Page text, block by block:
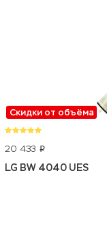
Скидки от объёма
20 433 p
LG BW 4040 UES